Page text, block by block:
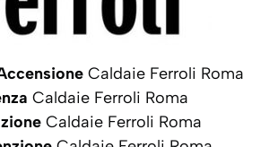
Caldaie Ferroli Roma
Caldaie Ferroli Roma
Caldaie Ferroli Roma